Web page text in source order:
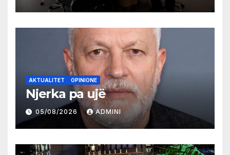
AKTUALITET OPINIONE
Njerka pa ujë
05/08/2026 ADMINI